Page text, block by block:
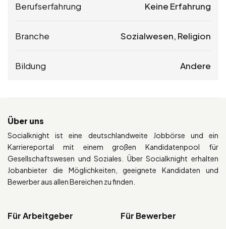
Berufserfahrung Keine Erfahrung
Branche Sozialwesen, Religion
Bildung Andere
Über uns
Socialknight ist eine deutschlandweite Jobbörse und ein
Karriereportal mit einem großen Kandidatenpool für
Gesellschaftswesen und Soziales. Über Socialknight erhalten
Jobanbieter die Möglichkeiten, geeignete Kandidaten und
Bewerber aus allen Bereichen zu finden.
Für Arbeitgeber Für Bewerber